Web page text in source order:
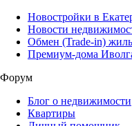
Новостройки в
Новости
Обмен (Trade-in)
Премиум-дома
Форум
Блог о недвижимости
Квартиры